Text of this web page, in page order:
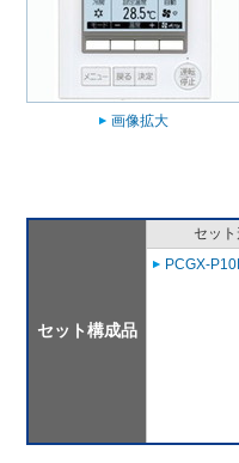
画像拡大
セット構成品
セット
PCGX-